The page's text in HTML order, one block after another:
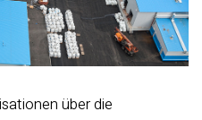
über die